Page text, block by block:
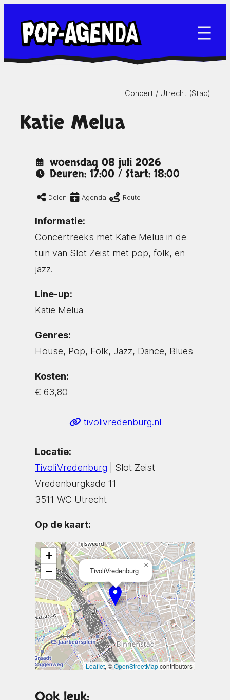
naar
inhoud
Concert / Utrecht (Stad)
Katie Melua
woensdag 08 juli 2026
Deuren: 17:00 / Start: 18:00
Delen Agenda Route
Informatie:
Concertreeks met Katie Melua in de
tuin van Slot Zeist met pop, folk, en
jazz.
Line-up:
Katie Melua
Genres:
House, Pop, Folk, Jazz, Dance, Blues
Kosten:
€ 63,80
tivolivredenburg.nl
Locatie:
TivoliVredenburg | Slot Zeist
Vredenburgkade 11
3511 WC Utrecht
Op de kaart:
TivoliVredenburg
×
+
−
Leaflet, ©OpenStreetMapcontributors